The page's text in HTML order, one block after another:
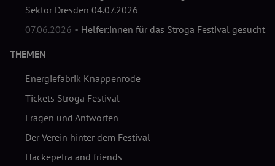
Sektor Dresden 04.07.2026
07.06.2026 • Helfer:innen für das Stroga Festival gesucht
THEMEN
Energiefabrik Knappenrode
Tickets Stroga Festival
Fragen und Antworten
Der Verein hinter dem Festival
Hackepetra and friends